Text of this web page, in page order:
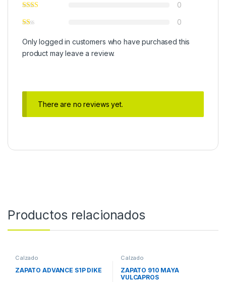
0
0
Only logged in customers who have purchased this
product may leave a review.
There are no reviews yet.
Productos relacionados
Calzado
ZAPATO ADVANCE S1P DIKE
Calzado
ZAPATO 910 MAYA
VULCAPROS